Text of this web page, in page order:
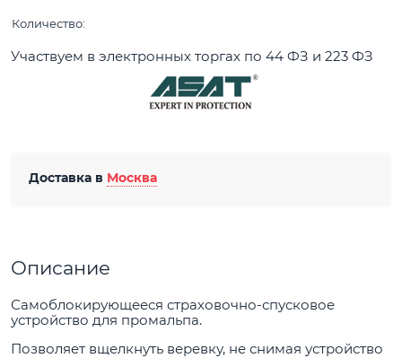
Количество:
Участвуем в электронных торгах по 44 ФЗ и 223 ФЗ
Доставка в Москва
Описание
Самоблокирующееся страховочно-спусковое
устройство для промальпа.
Позволяет вщелкнуть веревку, не снимая устройство